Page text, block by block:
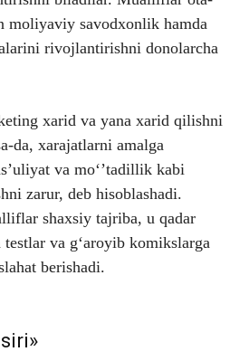
moliyaviy savodxonlik hamda
rivojlantirishni donolarcha
xarid va yana xarid qilishni
da, xarajatlarni amalga
va mo‘’tadillik kabi
zarur, deb hisoblashadi.
shaxsiy tajriba, u qadar
testlar va g‘aroyib komikslarga
berishadi.